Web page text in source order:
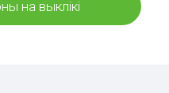
на выклікі